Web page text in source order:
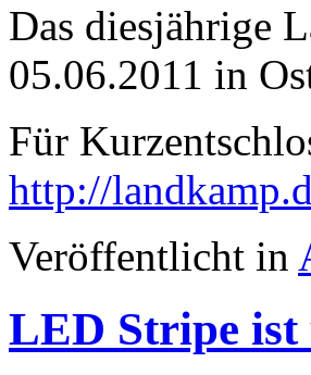
Das diesjährige
05.06.2011 in
Für
http://
Veröffentlicht in
LED Stripe ist